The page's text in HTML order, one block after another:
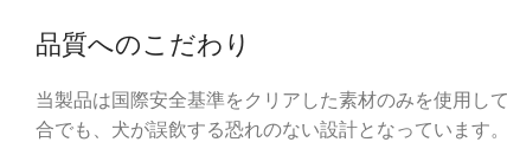
品質へのこだわり
当製品は国際安全基準をクリアした素材のみを使用し
合でも、犬が誤飲する恐れのない設計となっています。